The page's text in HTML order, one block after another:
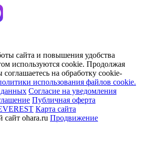
сайта и повышения удобства
используются cookie. Продолжая
соглашаетесь на обработку cookie-
использования файлов cookie.
Согласие на уведомления
Публичная оферта
Карта сайта
ohara.ru Продвижение